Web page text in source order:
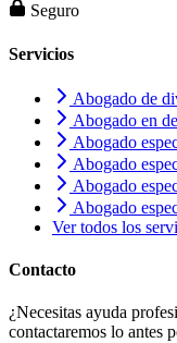
Seguro
Servicios
Abogado de
Abogado en
Abogado
Abogado
Abogado
Abogado
Ver todos los
Contacto
¿Necesitas ayuda
contactaremos lo antes